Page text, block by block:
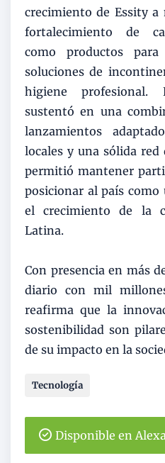
crecimiento de Essity a
fortalecimiento de
como productos
soluciones de
higiene profesional.
sustentó en una
lanzamientos
locales y una sólida
permitió mantener
posicionar al país como
el crecimiento de la
Latina.
Con presencia en más
diario con mil
reafirma que la
sostenibilidad son
de su impacto en la
Tecnología
Disponible en